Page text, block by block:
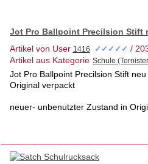
Jot Pro Ballpoint Precilsion Stift
Artikel von User
✓✓✓✓✓ /
Artikel aus Kategorie
Jot Pro Ballpoint Precilsion Stift neu
Original verpackt
neuer- unbenutzter Zustand in